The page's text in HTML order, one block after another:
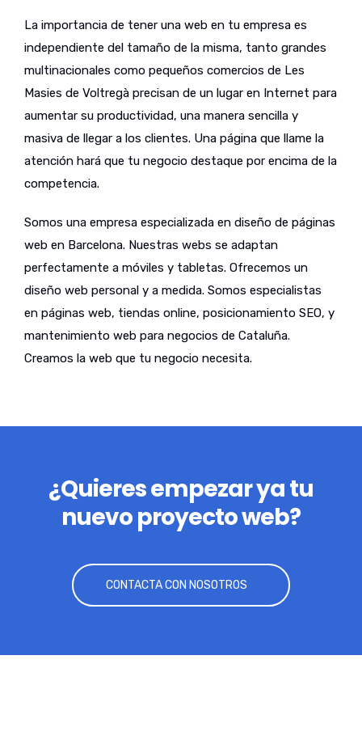
La importancia de tener una web en tu empresa es
independiente del tamaño de la misma, tanto grandes
multinacionales como pequeños comercios de Les
Masies de Voltregà precisan de un lugar en Internet para
aumentar su productividad, una manera sencilla y
masiva de llegar a los clientes. Una página que llame la
atención hará que tu negocio destaque por encima de la
competencia.
Somos una empresa especializada en diseño de páginas
web en Barcelona. Nuestras webs se adaptan
perfectamente a móviles y tabletas. Ofrecemos un
diseño web personal y a medida. Somos especialistas
en páginas web, tiendas online, posicionamiento SEO, y
mantenimiento web para negocios de Cataluña.
Creamos la web que tu negocio necesita.
¿Quieres empezar ya tu
nuevo proyecto web?
CONTACTA CON NOSOTROS